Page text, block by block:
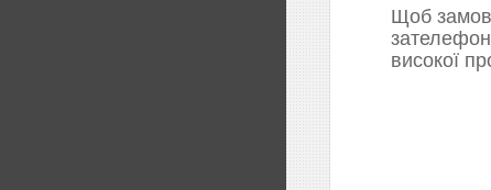
Щоб
високої